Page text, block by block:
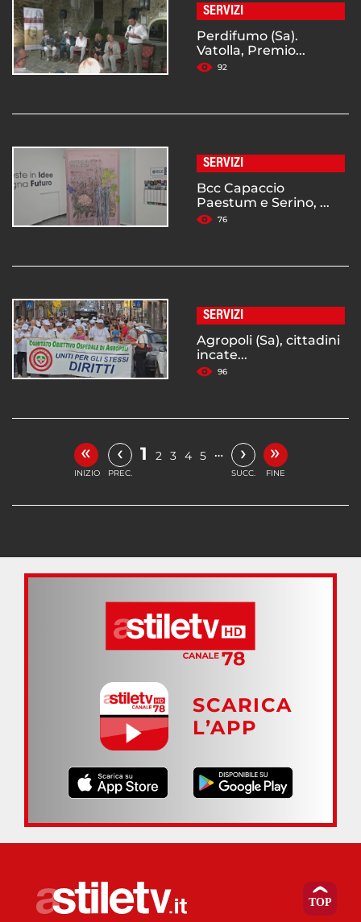
SERVIZI
Perdifumo (Sa).
Vatolla, Premio...
92
SERVIZI
Bcc Capaccio
Paestum e Serino, ...
76
SERVIZI
Agropoli (Sa), cittadini
incate...
96
«
INIZIO
‹
PREC.
1 2 3 4 5 … ›
SUCC.
»
FINE
SCARICA
L’APP